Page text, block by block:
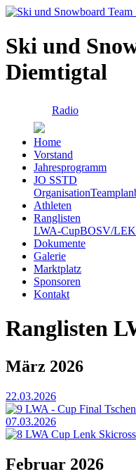
Ski und
Diemtigtal
Radio
Home
Vorstand
Jahresprogramm
JO SSTD
Organisation
Athleten
Ranglisten
LWA-CupBOSV/
Dokumente
Galerie
Marktplatz
Sponsoren
Kontakt
Ranglisten
März 2026
22.03.2026
9 LWA - Cup Final
07.03.2026
8 LWA Cup Lenk Skicross
Februar 2026